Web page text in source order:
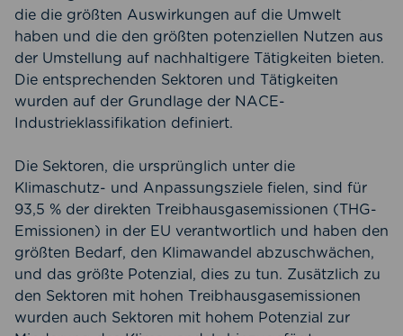
die die größten Auswirkungen auf die Umwelt
haben und die den größten potenziellen Nutzen aus
der Umstellung auf nachhaltigere Tätigkeiten bieten.
Die entsprechenden Sektoren und Tätigkeiten
wurden auf der Grundlage der NACE-
Industrieklassifikation definiert.
Die Sektoren, die ursprünglich unter die
Klimaschutz- und Anpassungsziele fielen, sind für
93,5 % der direkten Treibhausgasemissionen (THG-
Emissionen) in der EU verantwortlich und haben den
größten Bedarf, den Klimawandel abzuschwächen,
und das größte Potenzial, dies zu tun. Zusätzlich zu
den Sektoren mit hohen Treibhausgasemissionen
wurden auch Sektoren mit hohem Potenzial zur